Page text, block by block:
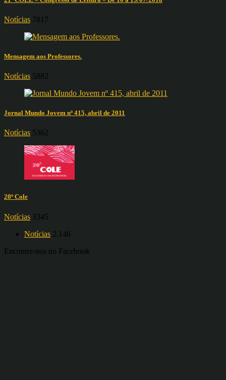
Notícias 7817
Mensagem aos Professores.
Notícias 5882
Jornal Mundo Jovem nº 415, abril de 2011
Notícias 5362
20º Cole
Notícias 3345
Notícias 2.146
Encontre-nos no Facebook